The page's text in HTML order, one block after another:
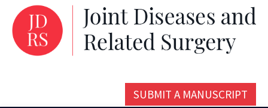
SUBMIT A MANUSCRIPT